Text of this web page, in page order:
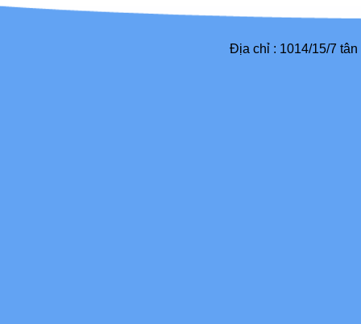
Địa chỉ : 1014/15/7 tân